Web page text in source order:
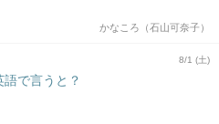
かなころ（石山可奈子）
8/1 (土)
語で言うと？